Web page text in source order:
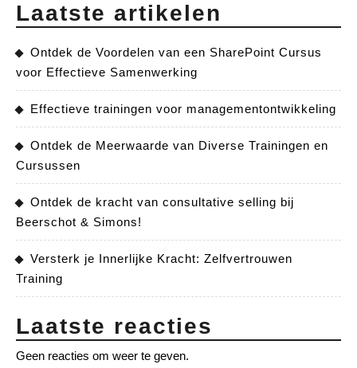
Laatste artikelen
Ontdek de Voordelen van een SharePoint Cursus
voor Effectieve Samenwerking
Effectieve trainingen voor managementontwikkeling
Ontdek de Meerwaarde van Diverse Trainingen en
Cursussen
Ontdek de kracht van consultative selling bij
Beerschot & Simons!
Versterk je Innerlijke Kracht: Zelfvertrouwen
Training
Laatste reacties
Geen reacties om weer te geven.